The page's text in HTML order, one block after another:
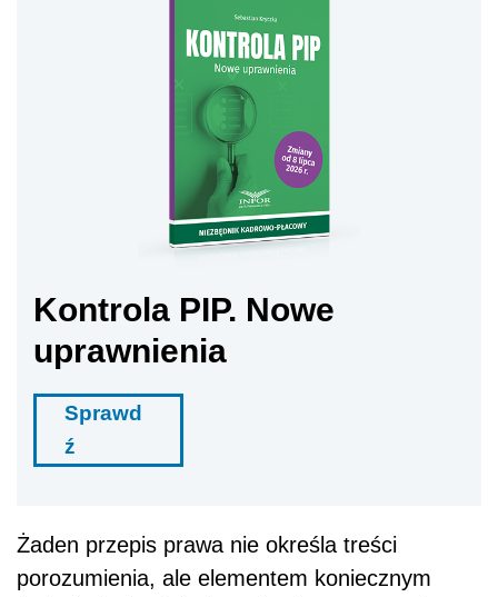
Kontrola PIP. Nowe
uprawnienia
Sprawd
ź
Żaden przepis prawa nie określa treści
porozumienia, ale elementem koniecznym